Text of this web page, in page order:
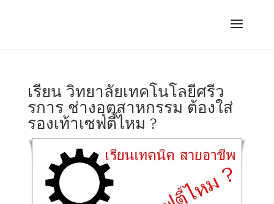
เรียน วิทยาลัยเทคโนโลยีศรีว
รการ ช่างอุตสาหกรรม ต้องใส่
รองเท้าเซฟตี้ไหม ?